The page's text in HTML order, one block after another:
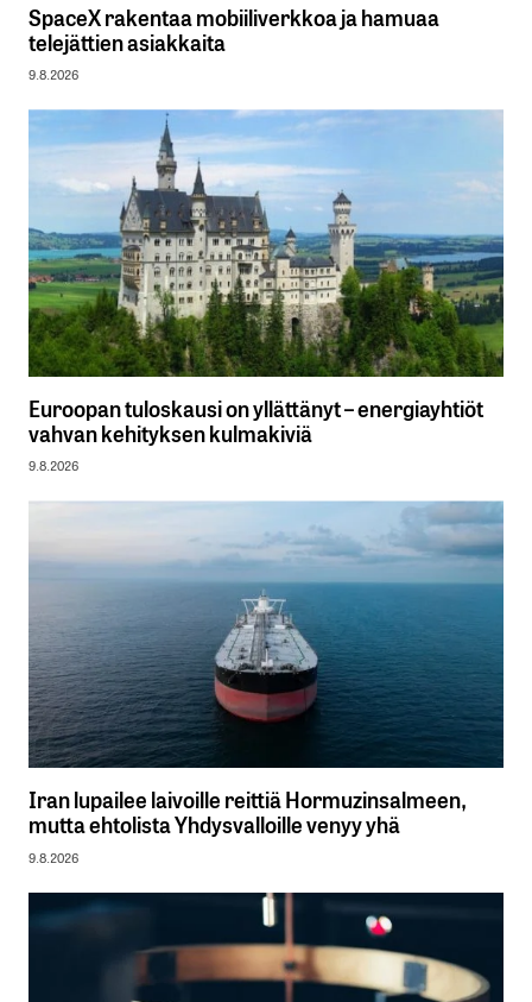
SpaceX rakentaa mobiiliverkkoa ja hamuaa
telejättien asiakkaita
9.8.2026
Euroopan tuloskausi on yllättänyt – energiayhtiöt
vahvan kehityksen kulmakiviä
9.8.2026
Iran lupailee laivoille reittiä Hormuzinsalmeen,
mutta ehtolista Yhdysvalloille venyy yhä
9.8.2026